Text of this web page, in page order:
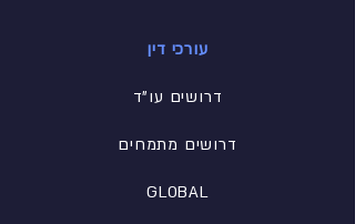
עורכי דין
דרושים עו"ד
דרושים מתמחים
GLOBAL